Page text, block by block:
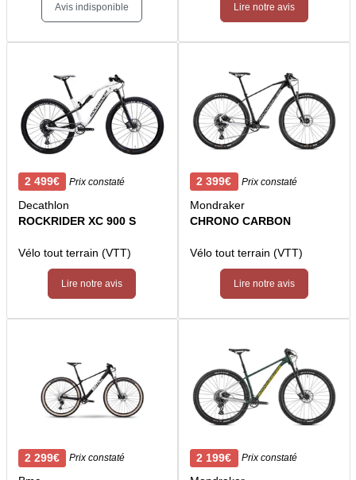
Avis indisponible Lire notre avis
2 499€ Prix constaté
Decathlon
ROCKRIDER XC 900 S
Vélo tout terrain (VTT)
Lire notre avis
2 399€ Prix constaté
Mondraker
CHRONO CARBON
Vélo tout terrain (VTT)
Lire notre avis
2 299€ Prix constaté 2 199€ Prix constaté